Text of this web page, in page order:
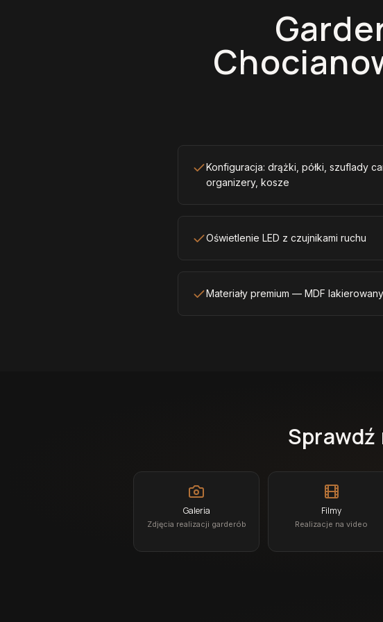
Konfiguracja: drążki, półki, szuflady
organizery, kosze
Oświetlenie LED z czujnikami ruchu
Materiały premium — MDF
Galeria
Zdjęcia realizacji garderób
Filmy
Realizacje na video